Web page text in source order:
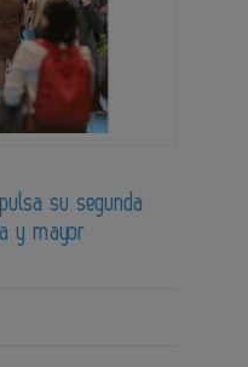
su segunda
y mayor